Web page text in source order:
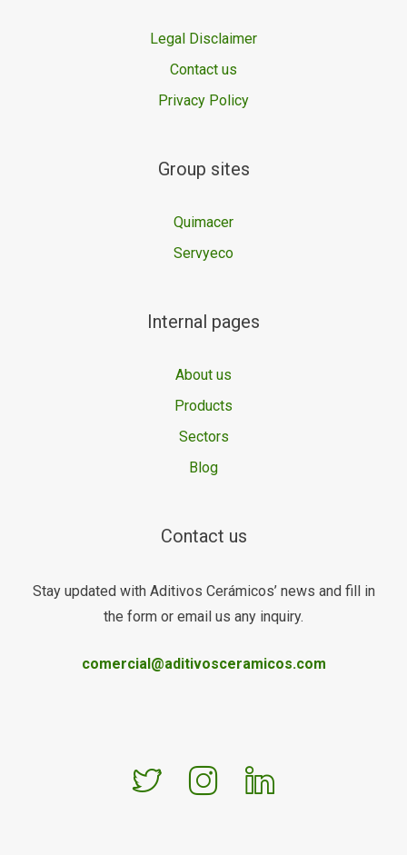
Legal Disclaimer
Contact us
Privacy Policy
Group sites
Quimacer
Servyeco
Internal pages
About us
Products
Sectors
Blog
Contact us
Stay updated with Aditivos Cerámicos’ news and fill in
the form or email us any inquiry.
comercial@aditivosceramicos.com